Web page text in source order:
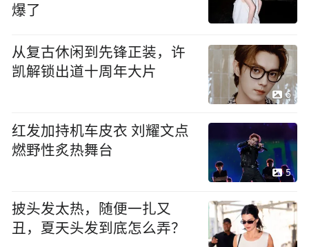
爆了
从复古休闲到先锋正装，许
凯解锁出道十周年大片
6
红发加持机车皮衣 刘耀文点
燃野性炙热舞台
5
披头发太热，随便一扎又
丑，夏天头发到底怎么弄？